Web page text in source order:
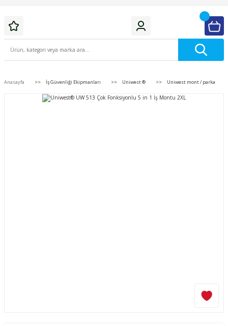
Anasayfa İş Güvenliği Ekipmanları Uniwest ® Uniwest mont / parka